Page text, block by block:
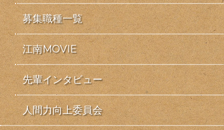
募集職種一覧
江南MOVIE
先輩インタビュー
人間力向上委員会